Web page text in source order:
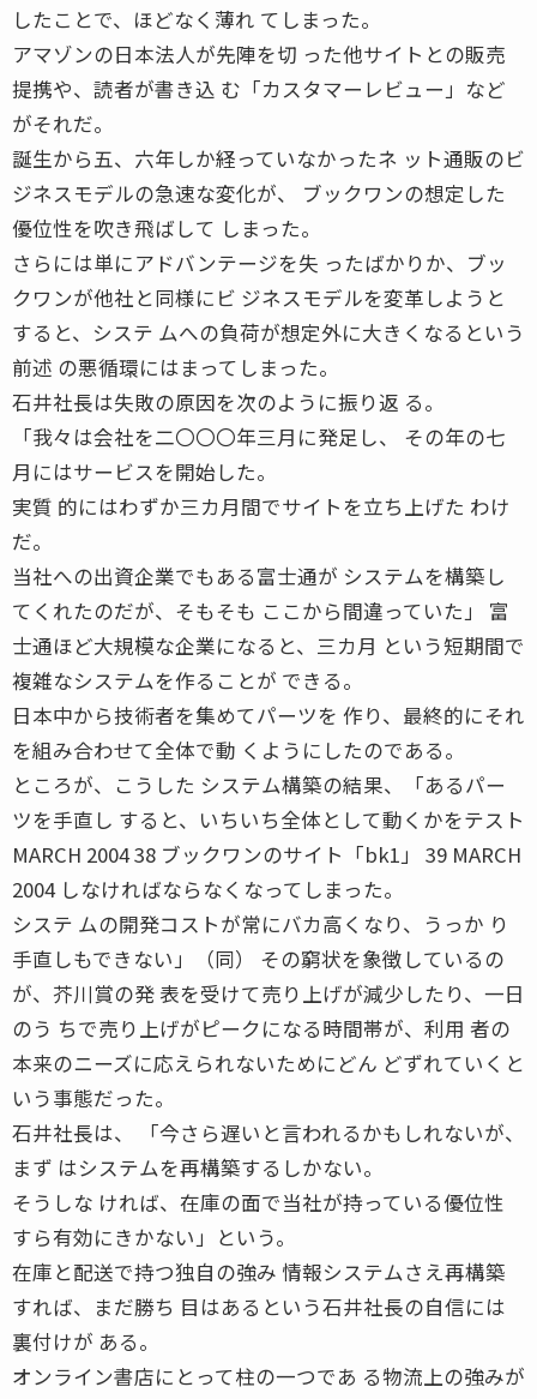
したことで、ほどなく薄れ てしまった。
アマゾンの日本法人が先陣を切 った他サイトとの販売
提携や、読者が書き込 む「カスタマーレビュー」など
がそれだ。
誕生から五、六年しか経っていなかったネ ット通販のビ
ジネスモデルの急速な変化が、 ブックワンの想定した
優位性を吹き飛ばして しまった。
さらには単にアドバンテージを失 ったばかりか、ブッ
クワンが他社と同様にビ ジネスモデルを変革しようと
すると、システ ムへの負荷が想定外に大きくなるという
前述 の悪循環にはまってしまった。
石井社長は失敗の原因を次のように振り返 る。
「我々は会社を二〇〇〇年三月に発足し、 その年の七
月にはサービスを開始した。
実質 的にはわずか三カ月間でサイトを立ち上げた わけ
だ。
当社への出資企業でもある富士通が システムを構築し
てくれたのだが、そもそも ここから間違っていた」 富
士通ほど大規模な企業になると、三カ月 という短期間で
複雑なシステムを作ることが できる。
日本中から技術者を集めてパーツを 作り、最終的にそれ
を組み合わせて全体で動 くようにしたのである。
ところが、こうした システム構築の結果、「あるパー
ツを手直し すると、いちいち全体として動くかをテスト
MARCH 2004 38 ブックワンのサイト「bk1」 39 MARCH
2004 しなければならなくなってしまった。
システ ムの開発コストが常にバカ高くなり、うっか り
手直しもできない」（同） その窮状を象徴しているの
が、芥川賞の発 表を受けて売り上げが減少したり、一日
のう ちで売り上げがピークになる時間帯が、利用 者の
本来のニーズに応えられないためにどん どずれていくと
いう事態だった。
石井社長は、 「今さら遅いと言われるかもしれないが、
まず はシステムを再構築するしかない。
そうしな ければ、在庫の面で当社が持っている優位性
すら有効にきかない」という。
在庫と配送で持つ独自の強み 情報システムさえ再構築
すれば、まだ勝ち 目はあるという石井社長の自信には
裏付けが ある。
オンライン書店にとって柱の一つであ る物流上の強みが